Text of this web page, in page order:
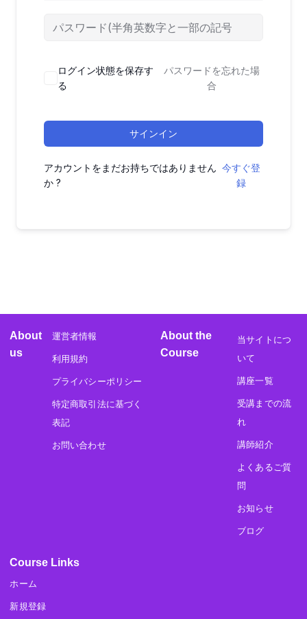
ログイン状態を保存す
る
パスワードを忘れた場
合
サインイン
アカウントをまだお持ちではありません
か ?
今すぐ登
録
About
us
運営者情報
利用規約
プライバシーポリシー
特定商取引法に基づく
表記
お問い合わせ
About the
Course
当サイトにつ
いて
講座一覧
受講までの流
れ
講師紹介
よくあるご質
問
お知らせ
ブログ
Course Links
ホーム
新規登録